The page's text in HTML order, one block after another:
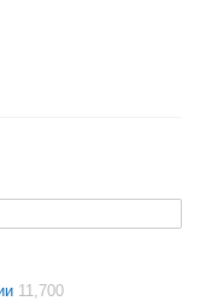
11,700